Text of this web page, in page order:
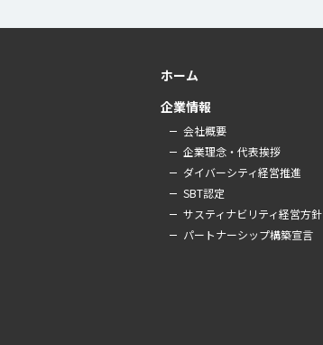
ホーム
企業情報
会社概要
企業理念・代表挨拶
ダイバーシティ経営推進
SBT認定
サスティナビリティ経営方針
パートナーシップ構築宣言